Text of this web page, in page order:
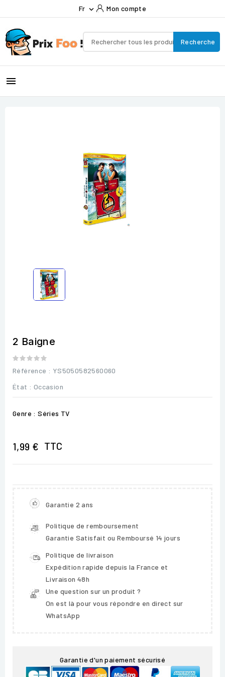
Fr  Mon compte
Recherche

2 Baigne
Référence : YS5050582560060
État : Occasion
Genre : Séries TV
1,99 € TTC
Garantie 2 ans
Politique de remboursement
Garantie Satisfait ou Remboursé 14 jours
Politique de livraison
Expédition rapide depuis la France et
Livraison 48h
Une question sur un produit ?
On est là pour vous répondre en direct sur
WhatsApp
Garantie d'un paiement sécurisé